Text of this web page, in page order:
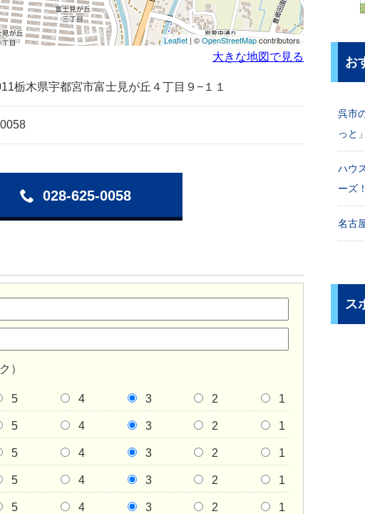
Leaflet | ©OpenStreetMapcontributors
大きな地図で見る
栃木県宇都宮市富士見が丘４丁目９−１１
028-625-0058
）
5 4 3 2 1
5 4 3 2 1
5 4 3 2 1
5 4 3 2 1
5 4 3 2 1
お
呉市
っと」
ハウ
ーズ！
名古
ス